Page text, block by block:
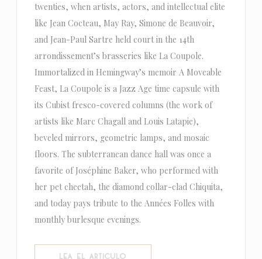
twenties, when artists, actors, and intellectual elite
like Jean Cocteau, May Ray, Simone de Beauvoir,
and Jean-Paul Sartre held court in the 14th
arrondissement’s brasseries like La Coupole.
Immortalized in Hemingway’s memoir A Moveable
Feast, La Coupole is a Jazz Age time capsule with
its Cubist fresco-covered columns (the work of
artists like Marc Chagall and Louis Latapie),
beveled mirrors, geometric lamps, and mosaic
floors. The subterranean dance hall was once a
favorite of Joséphine Baker, who performed with
her pet cheetah, the diamond collar-clad Chiquita,
and today pays tribute to the Années Folles with
monthly burlesque evenings.
LEA EL ARTICULO